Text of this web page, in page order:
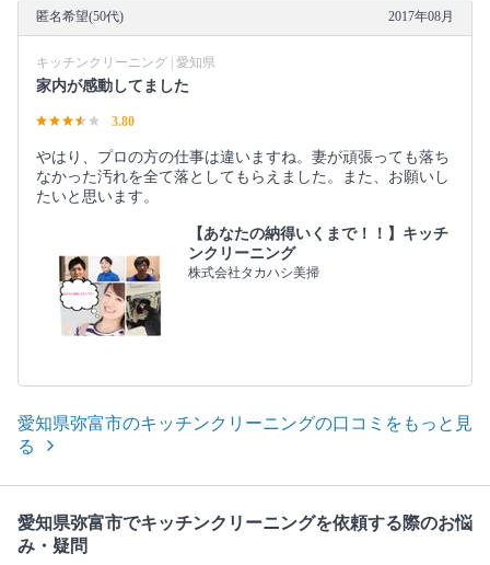
匿名希望(50代) 2017年08月
キッチンクリーニング | 愛知県
家内が感動してました
3.80
やはり、プロの方の仕事は違いますね。妻が頑張っても落ち
なかった汚れを全て落としてもらえました。また、お願いし
たいと思います。
【あなたの納得いくまで！！】キッチ
ンクリーニング
株式会社タカハシ美掃
愛知県弥富市のキッチンクリーニングの口コミをもっと見
る
愛知県弥富市でキッチンクリーニングを依頼する際のお悩
み・疑問